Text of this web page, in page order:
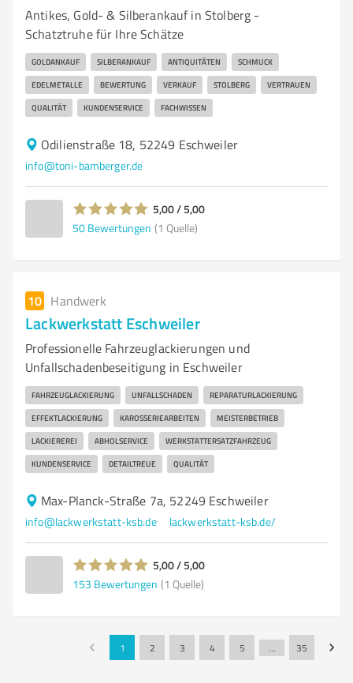
Antikes, Gold- & Silberankauf in Stolberg -
Schatztruhe für Ihre Schätze
GOLDANKAUF SILBERANKAUF ANTIQUITÄTEN SCHMUCK
EDELMETALLE BEWERTUNG VERKAUF STOLBERG VERTRAUEN
QUALITÄT KUNDENSERVICE FACHWISSEN
Odilienstraße 18, 52249 Eschweiler
info@toni-bamberger.de
5,00 / 5,00
50 Bewertungen (1 Quelle)
10 Handwerk
Lackwerkstatt Eschweiler
Professionelle Fahrzeuglackierungen und
Unfallschadenbeseitigung in Eschweiler
FAHRZEUGLACKIERUNG UNFALLSCHADEN REPARATURLACKIERUNG
EFFEKTLACKIERUNG KAROSSERIEARBEITEN MEISTERBETRIEB
LACKIEREREI ABHOLSERVICE WERKSTATTERSATZFAHRZEUG
KUNDENSERVICE DETAILTREUE QUALITÄT
Max-Planck-Straße 7a, 52249 Eschweiler
info@lackwerkstatt-ksb.de lackwerkstatt-ksb.de/
5,00 / 5,00
153 Bewertungen (1 Quelle)
1 2 3 4 5 … 35